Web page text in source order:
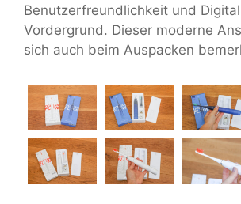
Benutzerfreundlichkeit und
Vordergrund. Dieser moderne
sich auch beim Auspacken